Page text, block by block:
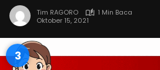
Tim RAGORO
1 Min Baca
Oktober 15, 2021
3